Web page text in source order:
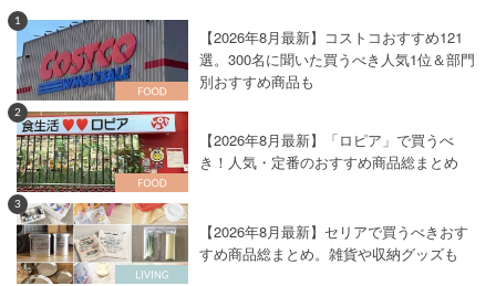
1
【2026年8月最新】コストコおすすめ121
選。300名に聞いた買うべき人気1位＆部門
別おすすめ商品も
2
【2026年8月最新】「ロピア」で買うべ
き！人気・定番のおすすめ商品総まとめ
3
【2026年8月最新】セリアで買うべきおす
すめ商品総まとめ。雑貨や収納グッズも